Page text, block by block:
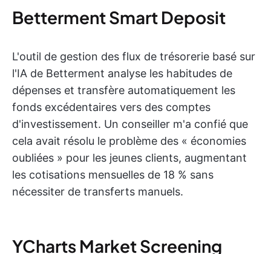
Betterment Smart Deposit
L'outil de gestion des flux de trésorerie basé sur
l'IA de Betterment analyse les habitudes de
dépenses et transfère automatiquement les
fonds excédentaires vers des comptes
d'investissement. Un conseiller m'a confié que
cela avait résolu le problème des « économies
oubliées » pour les jeunes clients, augmentant
les cotisations mensuelles de 18 % sans
nécessiter de transferts manuels.
YCharts Market Screening